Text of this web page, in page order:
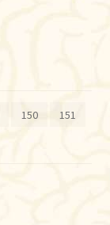
150 151